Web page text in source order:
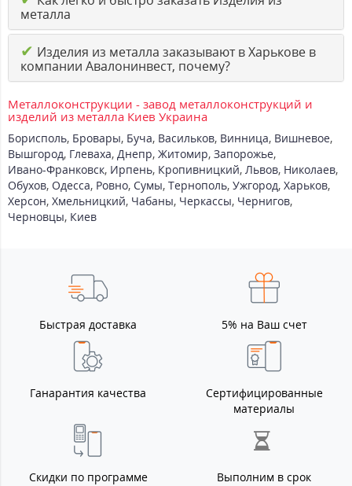
металла
✔ Изделия из металла заказывают в Харькове в
компании Авалонинвест, почему?
Металлоконструкции - завод металлоконструкций и
изделий из металла Киев Украина
Борисполь, Бровары, Буча, Васильков, Винница, Вишневое,
Вышгород, Глеваха, Днепр, Житомир, Запорожье,
Ивано-Франковск, Ирпень, Кропивницкий, Львов, Николаев,
Обухов, Одесса, Ровно, Сумы, Тернополь, Ужгород, Харьков,
Херсон, Хмельницкий, Чабаны, Черкассы, Чернигов,
Черновцы, Киев
Быстрая доставка 5% на Ваш счет
Ганарантия качества
Сертифицированные
материалы
Скидки по программе Выполним в срок